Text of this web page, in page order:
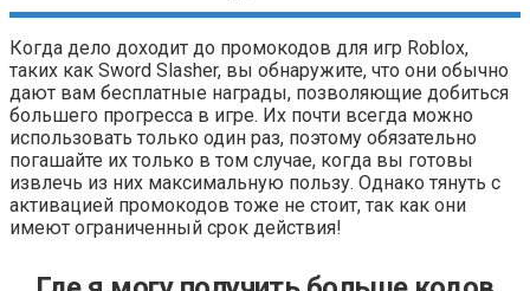
Когда дело доходит до промокодов для игр Roblox,
таких как Sword Slasher, вы обнаружите, что они обычно
дают вам бесплатные награды, позволяющие добиться
большего прогресса в игре. Их почти всегда можно
использовать только один раз, поэтому обязательно
погашайте их только в том случае, когда вы готовы
извлечь из них максимальную пользу. Однако тянуть с
активацией промокодов тоже не стоит, так как они
имеют ограниченный срок действия!